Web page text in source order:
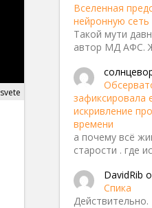
Вселенная
нейронную сеть
Такой мути
автор МД АФС.
зафиксировала
искривление
времени
а почему всё
старости . где
DavidRib
Спика
Действительно.